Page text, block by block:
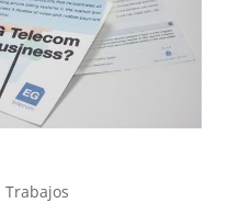
Trabajos